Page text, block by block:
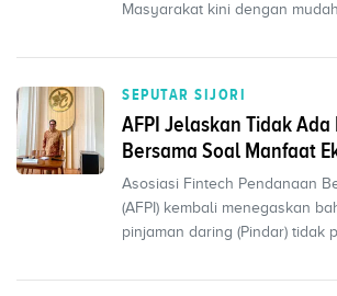
Masyarakat kini dengan
SEPUTAR SIJORI
AFPI Jelaskan Tidak
Bersama Soal Manfaat
Platform
Asosiasi Fintech Pendanaan
(AFPI) kembali menegaskan
pinjaman daring (Pindar) tidak